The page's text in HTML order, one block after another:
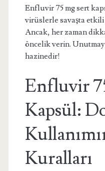
Enfluvir 75 mg sert
virüslerle savaşta
Ancak, her zaman
öncelik verin.
hazinedir!
Enfluvir
Kapsül:
Kuralları